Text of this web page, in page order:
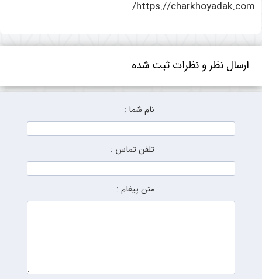
https://charkhoyadak.com/
ارسال نظر و نظرات ثبت شده
نام شما :
تلفن تماس :
متن پیغام :